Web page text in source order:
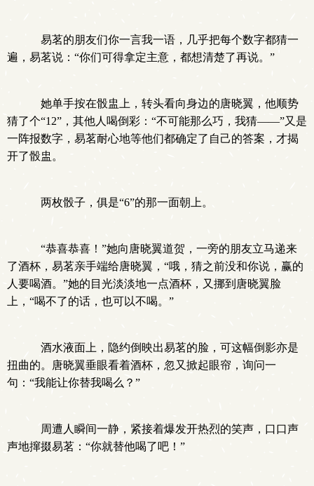
易茗的朋友们你一言我一语，几乎把每个数字都猜一
遍，易茗说：“你们可得拿定主意，都想清楚了再说。”
她单手按在骰盅上，转头看向身边的唐晓翼，他顺势
猜了个“12”，其他人喝倒彩：“不可能那么巧，我猜——”又是
一阵报数字，易茗耐心地等他们都确定了自己的答案，才揭
开了骰盅。
两枚骰子，俱是“6”的那一面朝上。
“恭喜恭喜！”她向唐晓翼道贺，一旁的朋友立马递来
了酒杯，易茗亲手端给唐晓翼，“哦，猜之前没和你说，赢的
人要喝酒。”她的目光淡淡地一点酒杯，又挪到唐晓翼脸
上，“喝不了的话，也可以不喝。”
酒水液面上，隐约倒映出易茗的脸，可这幅倒影亦是
扭曲的。唐晓翼垂眼看着酒杯，忽又掀起眼帘，询问一
句：“我能让你替我喝么？”
周遭人瞬间一静，紧接着爆发开热烈的笑声，口口声
声地撺掇易茗：“你就替他喝了吧！”